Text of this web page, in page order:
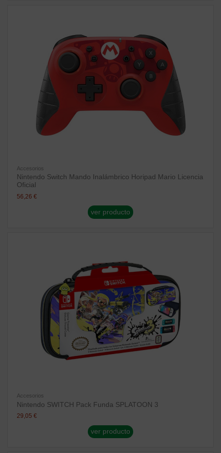
Accesorios
Nintendo Switch Mando Inalámbrico Horipad Mario Licencia
Oficial
56,26 €
ver producto
Accesorios
Nintendo SWITCH Pack Funda SPLATOON 3
29,05 €
ver producto